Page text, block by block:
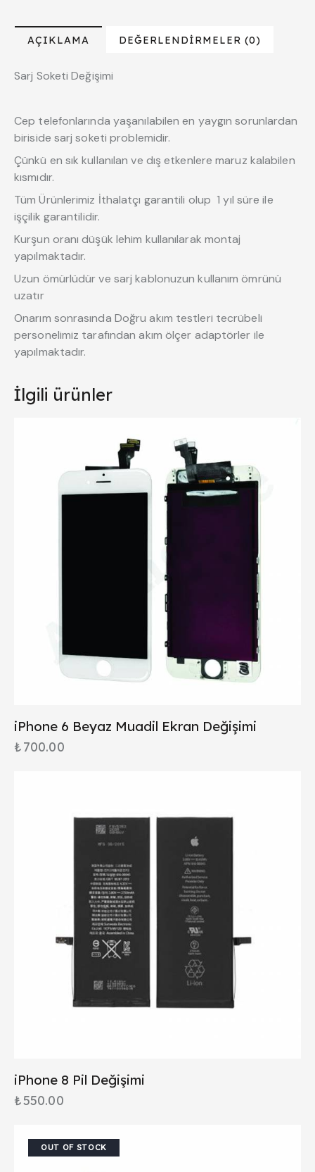
AÇIKLAMA DEĞERLENDIRMELER (0)
Sarj Soketi Değişimi
Cep telefonlarında yaşanılabilen en yaygın sorunlardan
biriside sarj soketi problemidir.
Çünkü en sık kullanılan ve dış etkenlere maruz kalabilen
kısmıdır.
Tüm Ürünlerimiz İthalatçı garantili olup 1 yıl süre ile
işçilik garantilidir.
Kurşun oranı düşük lehim kullanılarak montaj
yapılmaktadır.
Uzun ömürlüdür ve sarj kablonuzun kullanım ömrünü
uzatır
Onarım sonrasında Doğru akım testleri tecrübeli
personelimiz tarafından akım ölçer adaptörler ile
yapılmaktadır.
İlgili ürünler
iPhone 6 Beyaz Muadil Ekran Değişimi
₺700.00
iPhone 8 Pil Değişimi
₺550.00
OUT OF STOCK